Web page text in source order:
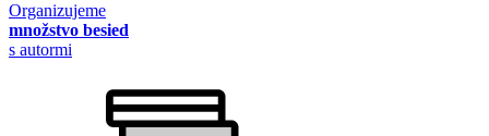
Organizujeme
množstvo besied
s autormi